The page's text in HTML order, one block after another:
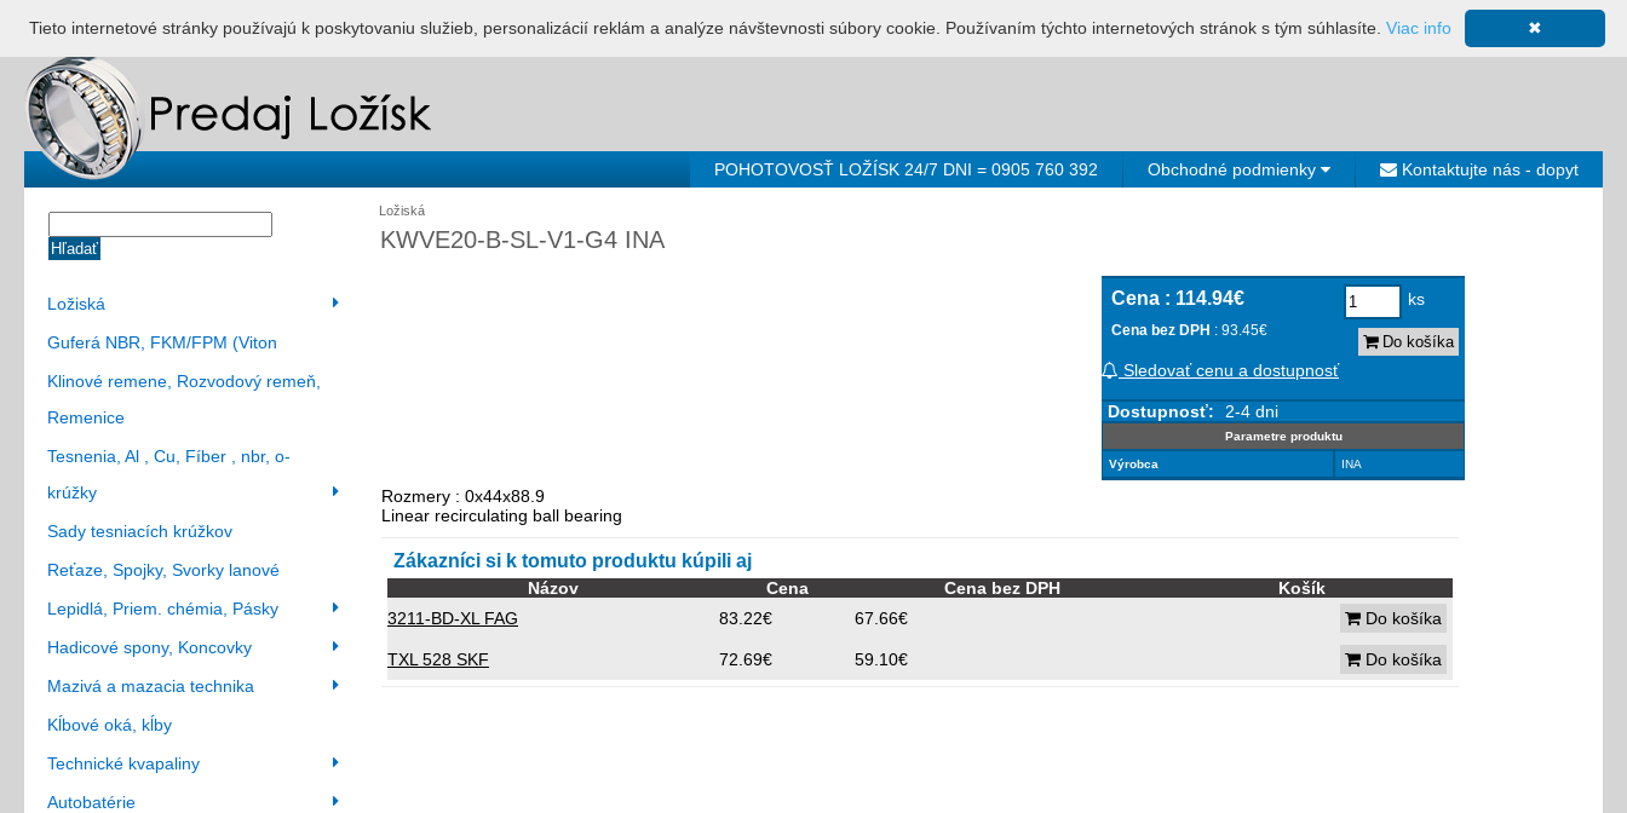
ÚVOD NONSTOP SLUŽBA PRE LOŽISKÁ - 0905 760 392 Prihlásenie Registrácia Mapa stránky Výkup ložísk Neplatiči
POHOTOVOSŤ LOŽÍSK 24/7 DNI = 0905 760 392 Obchodné podmienky Kontaktujte nás - dopyt
Hľadať
Ložiská
Guferá NBR, FKM/FPM (Viton
Klinové remene, Rozvodový remeň,
Remenice
Tesnenia, Al , Cu, Fíber , nbr, o-
krúžky
Sady tesniacích krúžkov
Reťaze, Spojky, Svorky lanové
Lepidlá, Priem. chémia, Pásky
Hadicové spony, Koncovky
Mazivá a mazacia technika
Kĺbové oká, kĺby
Technické kvapaliny
Autobatérie
Ložiská
KWVE20-B-SL-V1-G4 INA
Cena : 114.94€ ks
Cena bez DPH : 93.45€
Do košíka
Sledovať cenu a dostupnosť
Dostupnosť: 2-4 dni
Parametre produktu
Výrobca INA
Rozmery : 0x44x88.9
Linear recirculating ball bearing
Zákazníci si k tomuto produktu kúpili aj
Názov Cena Cena bez DPH
Košík
3211-BD-XL FAG
83.22€ 67.66€ Do košíka
TXL 528 SKF 72.69€ 59.10€ Do košíka
✖
Tieto internetové stránky používajú k poskytovaniu služieb, personalizácií reklám a analýze návštevnosti súbory cookie. Používaním týchto internetových stránok s tým súhlasíte. Viac info